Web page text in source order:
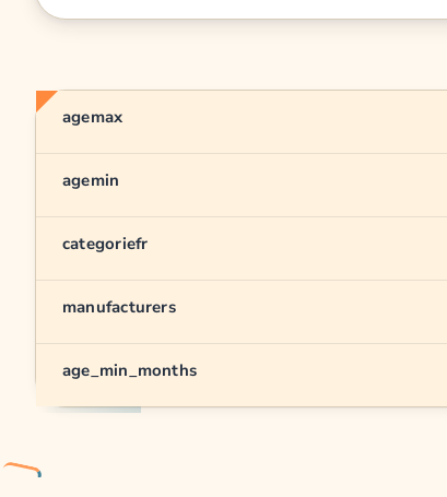
agemax
agemin
categoriefr
manufacturers
age_min_months